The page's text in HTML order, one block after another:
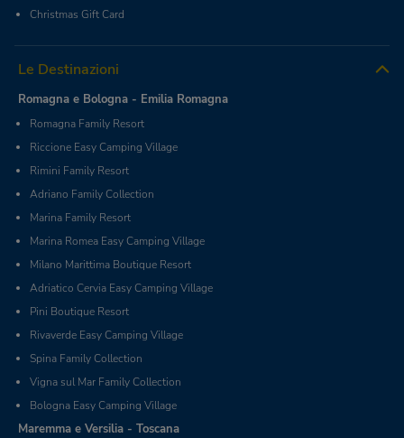
Christmas Gift Card
Le Destinazioni
Romagna e Bologna - Emilia Romagna
Romagna Family Resort
Riccione Easy Camping Village
Rimini Family Resort
Adriano Family Collection
Marina Family Resort
Marina Romea Easy Camping Village
Milano Marittima Boutique Resort
Adriatico Cervia Easy Camping Village
Pini Boutique Resort
Rivaverde Easy Camping Village
Spina Family Collection
Vigna sul Mar Family Collection
Bologna Easy Camping Village
Maremma e Versilia - Toscana